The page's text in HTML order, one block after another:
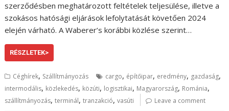
szerződésben meghatározott feltételek teljesülése, illetve a
szokásos hatósági eljárások lefolytatását követően 2024
elején várható. A Waberer’s korábbi közlése szerint…
RÉSZLETEK>
Céghírek, Szállítmányozás cargo, építőipar, eredmény, gazdaság,
intermodális, közlekedés, közúti, logisztikai, Magyarország, Románia,
szállítmányozás,terminál,tranzakció,vasúti Leave a comment